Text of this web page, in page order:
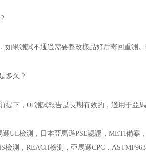
如果測試不通過需要整改樣品好后寄回重測。
多久？
提下， UL測試報告是長期有效的，適用于亞馬
遜UL檢測，日本亞馬遜PSE認證，METI備
檢測，REACH檢測，亞馬遜CPC，